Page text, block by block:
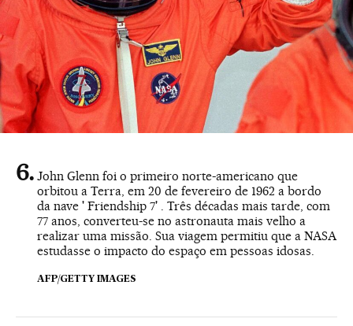
John Glenn foi o primeiro norte-americano que
orbitou a Terra, em 20 de fevereiro de 1962 a bordo
da nave ' Friendship 7' . Três décadas mais tarde, com
77 anos, converteu-se no astronauta mais velho a
realizar uma missão. Sua viagem permitiu que a NASA
estudasse o impacto do espaço em pessoas idosas.
AFP/GETTY IMAGES